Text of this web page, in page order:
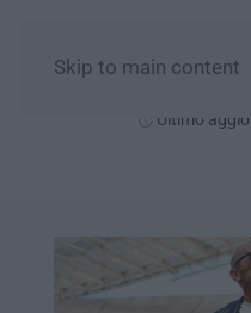
Skip to main content
Ultimo